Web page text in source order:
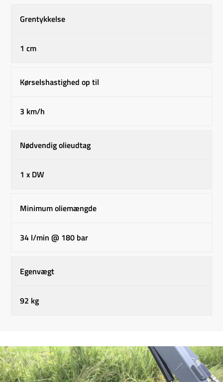
Grentykkelse
1 cm
Kørselshastighed op til
3 km/h
Nødvendig olieudtag
1 x DW
Minimum oliemængde
34 l/min @ 180 bar
Egenvægt
92 kg